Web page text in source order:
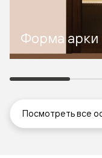
Форма арки
Посмотреть все